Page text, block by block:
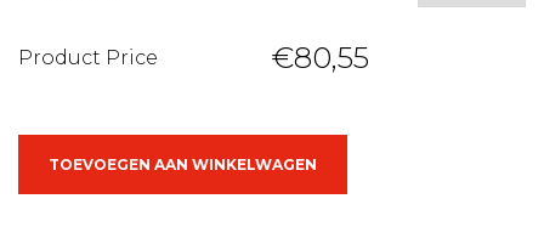
Product Price €80,55
TOEVOEGEN AAN WINKELWAGEN